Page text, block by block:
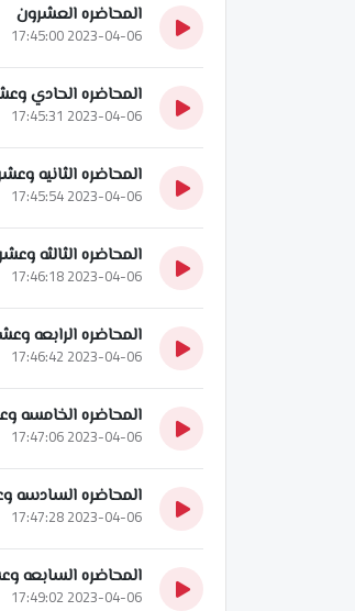
المحاضره العشرون
2023-04-06 17:45:00
المحاضره الحادي
2023-04-06 17:45:31
المحاضره الثانيه
2023-04-06 17:45:54
المحاضره الثالثه
2023-04-06 17:46:18
المحاضره الرابعه
2023-04-06 17:46:42
المحاضره الخامسه
2023-04-06 17:47:06
المحاضره السادسه
2023-04-06 17:47:28
المحاضره السابعه
2023-04-06 17:49:02